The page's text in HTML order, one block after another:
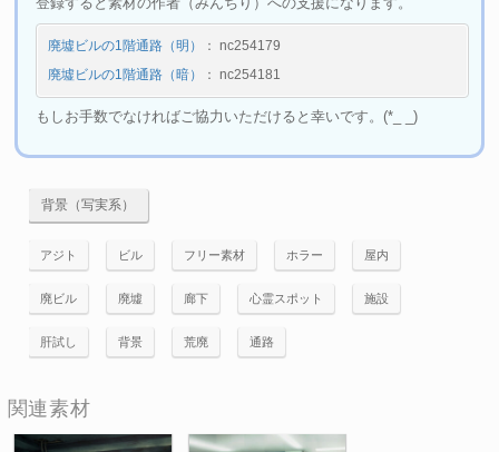
廃墟ビルの1階通路（明） ： nc254179
廃墟ビルの1階通路（暗） ： nc254181
もしお手数でなければご協力いただけると幸いです。(*_ _)
背景（写実系）
アジト ビル フリー素材 ホラー 屋内
廃ビル 廃墟 廊下 心霊スポット 施設
肝試し 背景 荒廃 通路
関連素材